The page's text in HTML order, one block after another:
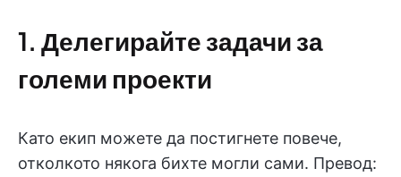
1. Делегирайте задачи за
големи проекти
Като екип можете да постигнете повече,
отколкото някога бихте могли сами. Превод: